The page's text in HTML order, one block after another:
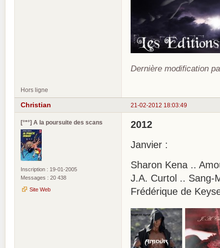
Dernière modification
Hors ligne
21-02-2012 18:03:49
Christian
[°*°] A la poursuite des scans
Inscription : 19-01-2005
Messages : 20 438
Site Web
2012
Janvier :
Sharon Kena ..
J.A. Curtol .. Sang-
Frédérique de